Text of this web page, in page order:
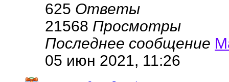
625 Ответы
21568 Просмотры
Последнее сообщение
05 июн 2021, 11:26